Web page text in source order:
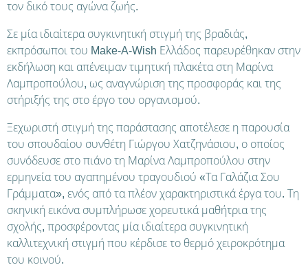
τον δικό τους αγώνα ζωής.
Σε μία ιδιαίτερα συγκινητική στιγμή της βραδιάς,
εκπρόσωποι του Make-A-Wish Ελλάδος παρευρέθηκαν στην
εκδήλωση και απένειμαν τιμητική πλακέτα στη Μαρίνα
Λαμπροπούλου, ως αναγνώριση της προσφοράς και της
στήριξής της στο έργο του οργανισμού.
Ξεχωριστή στιγμή της παράστασης αποτέλεσε η παρουσία
του σπουδαίου συνθέτη Γιώργου Χατζηνάσιου, ο οποίος
συνόδευσε στο πιάνο τη Μαρίνα Λαμπροπούλου στην
ερμηνεία του αγαπημένου τραγουδιού «Τα Γαλάζια Σου
Γράμματα», ενός από τα πλέον χαρακτηριστικά έργα του. Τη
σκηνική εικόνα συμπλήρωσε χορευτικά μαθήτρια της
σχολής, προσφέροντας μία ιδιαίτερα συγκινητική
καλλιτεχνική στιγμή που κέρδισε το θερμό χειροκρότημα
του κοινού.